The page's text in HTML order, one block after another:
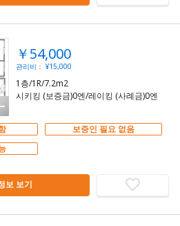
￥54,000
관리비： ¥15,000
1층/1R/7.2m2
시키킹 (보증금)0엔/레이킹 (사례금)0엔
보증인 필요 없음
보 보기